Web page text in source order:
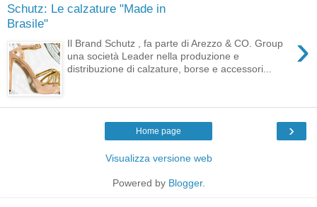
Schutz: Le calzature "Made in
Brasile"
›
Il Brand Schutz , fa parte di Arezzo & CO. Group
una società Leader nella produzione e
distribuzione di calzature, borse e accessori...
›
Home page
Visualizza versione web
Powered by Blogger.